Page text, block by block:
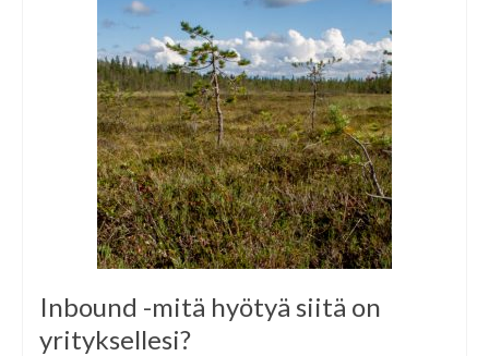
Inbound -mitä hyötyä siitä on
yrityksellesi?